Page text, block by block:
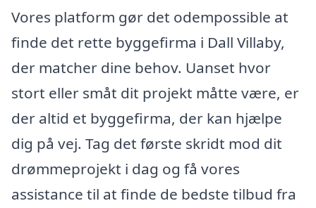
Vores platform gør det odempossible at
finde det rette byggefirma i Dall Villaby,
der matcher dine behov. Uanset hvor
stort eller småt dit projekt måtte være, er
der altid et byggefirma, der kan hjælpe
dig på vej. Tag det første skridt mod dit
drømmeprojekt i dag og få vores
assistance til at finde de bedste tilbud fra